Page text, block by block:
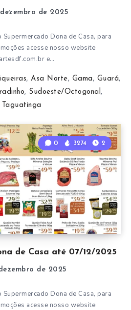
de 2025
Dona de Casa, para
acesse nosso website
e…
,Asa Norte, Gama , Guará,
, Sudoeste/Octogonal ,
Taguatinga
de Casa até 07/12/2025
0 3274 2
de 2025
Dona de Casa, para
acesse nosso website